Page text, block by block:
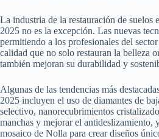
La industria de la restauración de suelos
2025 no es la excepción. Las nuevas
permitiendo a los profesionales del
calidad que no solo restauran la belleza
también mejoran su durabilidad y
Algunas de las tendencias más
2025 incluyen el uso de diamantes de
selectivo, nanorecubrimientos
manchas y mejorar el antideslizamiento,
mosaico de Nolla para crear diseños